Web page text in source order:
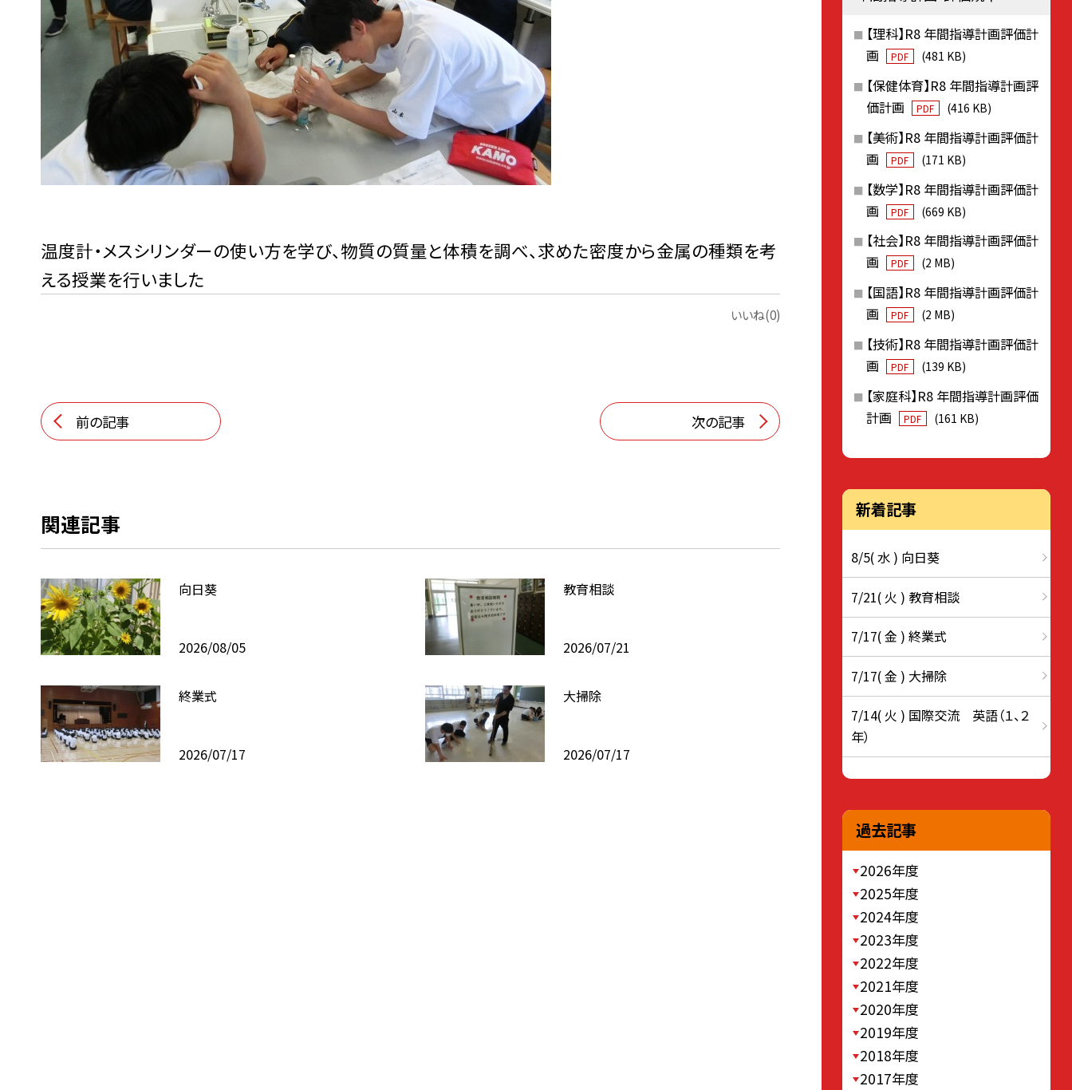
温度計・メスシリンダーの使い方を学び、物質の質量と体積を調べ、求めた密度から金属の種類を考
える授業を行いました
いいね(0)
前の記事 次の記事
関連記事
向日葵
2026/08/05
教育相談
2026/07/21
終業式
2026/07/17
大掃除
2026/07/17
【理科】R8 年間指導計画評価計
画
PDF (481 KB)
【保健体育】R8 年間指導計画評
価計画
PDF (416 KB)
【美術】R8 年間指導計画評価計
画
PDF (171 KB)
【数学】R8 年間指導計画評価計
画
PDF (669 KB)
【社会】R8 年間指導計画評価計
画
PDF (2 MB)
【国語】R8 年間指導計画評価計
画
PDF (2 MB)
【技術】R8 年間指導計画評価計
画
PDF (139 KB)
【家庭科】R8 年間指導計画評価
計画
PDF (161 KB)
新着記事
8/5( 水 ) 向日葵
7/21( 火 ) 教育相談
7/17( 金 ) 終業式
7/17( 金 ) 大掃除
7/14( 火 ) 国際交流 英語（１、２
年）
過去記事
2026年度
2025年度
2024年度
2023年度
2022年度
2021年度
2020年度
2019年度
2018年度
2017年度